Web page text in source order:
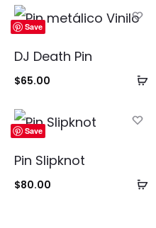
Save
DJ Death Pin
$65.00
Save
Pin Slipknot
$80.00